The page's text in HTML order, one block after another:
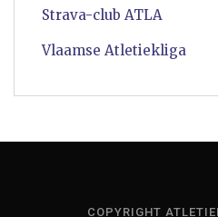
Strava-club ATLA
Vlaamse Atletiekliga
COPYRIGHT